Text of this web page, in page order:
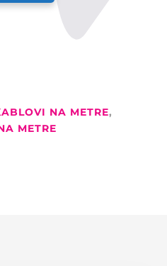
NA METRE,
METRE